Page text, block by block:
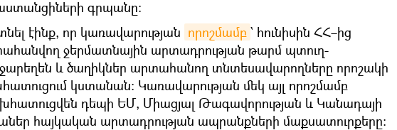
գրպանը։
էինք, որ կառավարության որոշմամբ ` հունիսին ՀՀ–ից
ջերմատնային արտադրության թարմ պտուղ-
և ծաղիկներ արտահանող տնտեսավարողները որոշակի
կստանան։ Կառավարության մեկ այլ որոշմամբ
դեպի ԵՄ, Միացյալ Թագավորության և Կանադայի
հայկական արտադրության ապրանքների մաքսատուրքերը։